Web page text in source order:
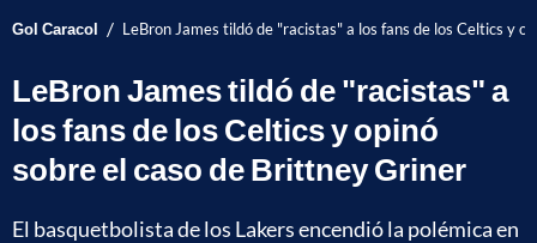
Gol Caracol / LeBron James tildó de "racistas" a los fans de los Celtics y
LeBron James tildó de "racistas" a
los fans de los Celtics y opinó
sobre el caso de Brittney Griner
El basquetbolista de los Lakers encendió la polémica en